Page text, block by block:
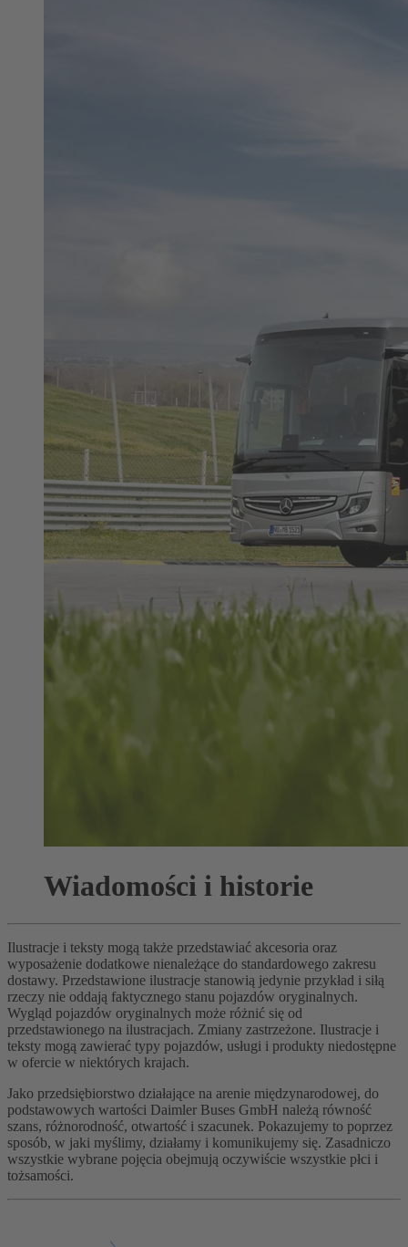
Wiadomości i historie
Ilustracje i teksty mogą także przedstawiać akcesoria oraz
wyposażenie dodatkowe nienależące do standardowego zakresu
dostawy. Przedstawione ilustracje stanowią jedynie przykład i siłą
rzeczy nie oddają faktycznego stanu pojazdów oryginalnych.
Wygląd pojazdów oryginalnych może różnić się od
przedstawionego na ilustracjach. Zmiany zastrzeżone. Ilustracje i
teksty mogą zawierać typy pojazdów, usługi i produkty niedostępne
w ofercie w niektórych krajach.
Jako przedsiębiorstwo działające na arenie międzynarodowej, do
podstawowych wartości Daimler Buses GmbH należą równość
szans, różnorodność, otwartość i szacunek. Pokazujemy to poprzez
sposób, w jaki myślimy, działamy i komunikujemy się. Zasadniczo
wszystkie wybrane pojęcia obejmują oczywiście wszystkie płci i
tożsamości.